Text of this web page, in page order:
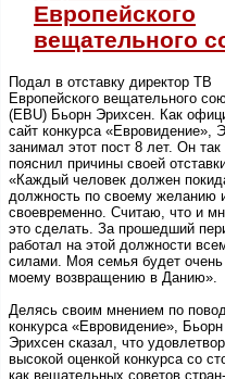
Европейского
вещательного
Подал в отставку директор ТВ
Европейского вещательного
(EBU) Бьорн Эрихсен. Как
сайт конкурса «Евровидение»,
занимал этот пост 8 лет. Он так
пояснил причины своей
«Каждый человек должен
должность по своему желанию
своевременно. Считаю, что и
это сделать. За прошедший
работал на этой должности
силами. Моя семья будет
моему возвращению в Данию».
Делясь своим мнением по
конкурса «Евровидение», Бьорн
Эрихсен сказал, что
высокой оценкой конкурса со
как вещательных советов стран-